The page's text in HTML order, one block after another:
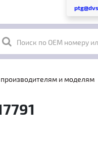
Поиск по OEM номеру
производителям и моделям